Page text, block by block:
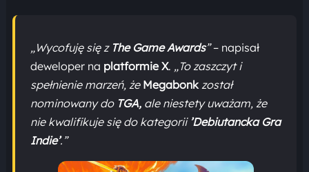
„Wycofuję się z The Game Awards”– napisał
deweloper na platformie X. „To zaszczyt i
spełnienie marzeń, że Megabonkzostał
nominowany do TGA,ale niestety uważam, że
nie kwalifikuje się do kategorii ’Debiutancka Gra
Indie’.”